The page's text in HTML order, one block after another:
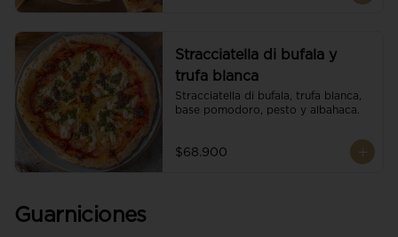
Stracciatella di bufala y
trufa blanca
Stracciatella di bufala, trufa blanca,
base pomodoro, pesto y albahaca.
$68.900
Guarniciones